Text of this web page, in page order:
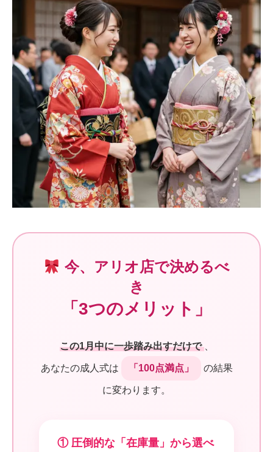
今、アリオ店で決めるべ
き
「3つのメリット」
この1月中に一歩踏み出すだけで、
あなたの成人式は 「100点満点」 の結果
に変わります。
① 圧倒的な「在庫量」から選べ